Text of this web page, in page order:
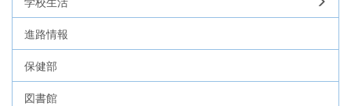
進路情報
保健部
図書館